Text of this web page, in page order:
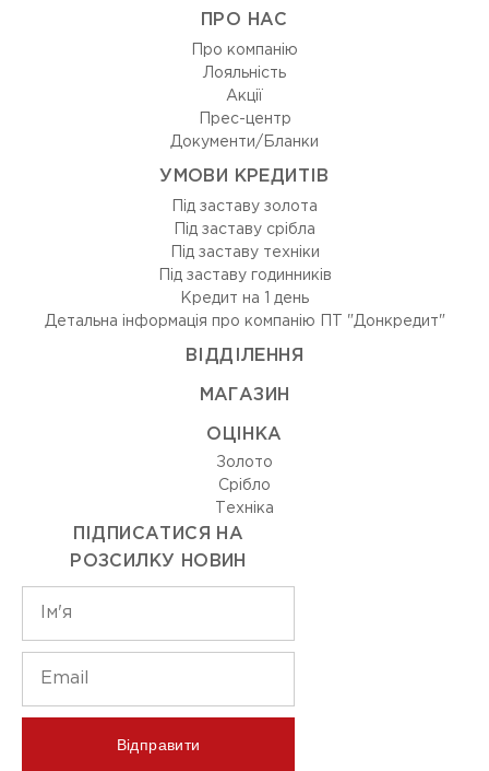
ПРО НАС
Про компанію
Лояльність
Акції
Прес-центр
Документи/Бланки
УМОВИ КРЕДИТІВ
Під заставу золота
Під заставу срібла
Під заставу техніки
Під заставу годинників
Кредит на 1 день
Детальна інформація про компанію ПТ "Донкредит"
ВIДДIЛЕННЯ
МАГАЗИН
ОЦIНКА
Золото
Срiбло
Технiка
ПІДПИСАТИСЯ НА
РОЗСИЛКУ НОВИН
Відправити